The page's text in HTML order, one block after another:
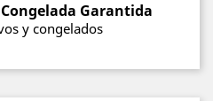
Garantida
y congelados